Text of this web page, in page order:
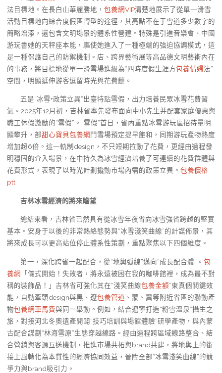
法目標地。在長白山華麗勝地， 包養網VIP清楚地展示了從單一滑雪
活動目標地向綜合度假區轉型的途徑，其亮點不在于雪道多少數字的
簡略增添，還包含文明場景的體系性營建。特殊是引進音樂會、中國
游玩書她的天秤座本能，驅使她進入了一種極端的強迫協調模式，這
是一種保護自己的防禦機制。店、跨界藝術展等高品德文明藝術內在
的事務，將目標地從單一滑雪場進級為“四時度假生涯方包養情婦法”
空間，明顯延伸游客逗留時光與花費鏈。
五是“冰雪+政策立異”出臺特點雪假，出力培養民眾冰雪花費習
氣。2025年12月初，吉林省率先發布面向中小先生并配套家庭優惠與
職工休假激勵的“雪假”。“雪假”首日，省內重點冰雪游玩區招待量明
顯攀升，部甜心寶貝包養網 門雪場預定提早飽和，同期游玩產物熱度
增加超6倍。這一軌制design，不只短期拉動了花費，更經由過程發
明穩固的介入場景，在中持久為冰雪經濟培養了可連續的花費群體與
花費形式，表現了以時光計劃撬動市場內需的政策立異。 包養價格
ptt
吉林冰雪經濟的將來瞻望
總結來看，吉林省已然具有從冰雪年夜省向冰雪強省跨越的堅實
基本。安身于以後的非常熱絡態勢與“冰雪淺笑曲線”的計謀佈景，其
將來成長可以更高站位停止體系性策劃，重點聚焦以下四個維度。
第一，深化跨省一起配合，從“地輿弧線”邁向“成長配合體”。 包
養網 「儀式開始！失敗者，將永遠被困在我的咖啡館裡，成為最不對
稱的裝飾品！」吉林省可強化其在“淺笑曲線包養金額”東真個關鍵效
能，自動牽頭design與黑、遼包養管道 、蒙、冀等附近省區的聯動產
物包養網車馬費與同一舉動。例如，結合遼寧打造“粉雪溫泉”攝生之
旅，對接河北冬奧遺產開闢“技巧培訓與場館體驗”研學產物，與內蒙
古配合謀劃“林海雪原”生態穿越線路。經由過程跨區域線路整合、結
合營銷與客源互送機制，推進市場共拓與brand共建，將地輿上的銜
接上風轉化為本質性的經濟協同效益，晉陞全部“冰雪淺笑曲線”的競
爭力與brand吸引力。